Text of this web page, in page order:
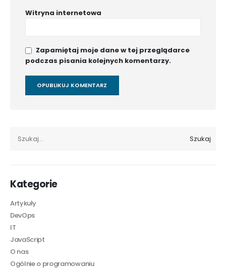
Witryna internetowa
Zapamiętaj moje dane w tej przeglądarce
podczas pisania kolejnych komentarzy.
Szukaj
Kategorie
Artykuły
DevOps
IT
JavaScript
O nas
Ogólnie o programowaniu